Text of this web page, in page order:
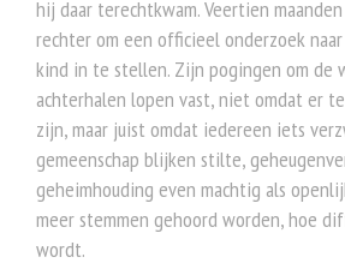
hij daar terechtkwam. Veertien
rechter om een officieel onderzoek
kind in te stellen. Zijn pogingen om de
achterhalen lopen vast, niet omdat er
zijn, maar juist omdat iedereen iets
gemeenschap blijken stilte,
geheimhouding even machtig als
meer stemmen gehoord worden, hoe
wordt.